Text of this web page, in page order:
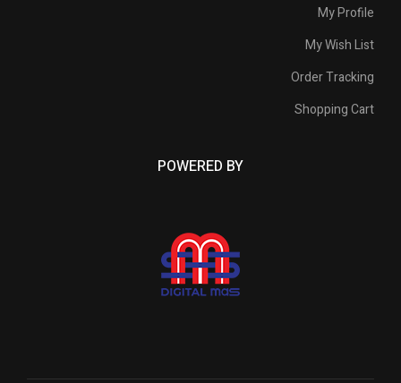
My Profile
My Wish List
Order Tracking
Shopping Cart
POWERED BY